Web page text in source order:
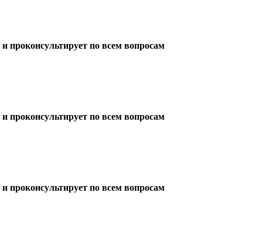
и проконсультирует по всем вопросам
и проконсультирует по всем вопросам
и проконсультирует по всем вопросам